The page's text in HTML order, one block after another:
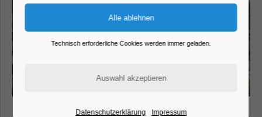
Technisch erforderliche Cookies werden immer geladen.
Datenschutzerklärung Impressum